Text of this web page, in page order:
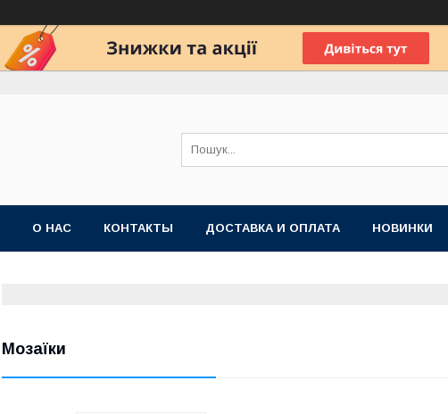
О НАС КОНТАКТЫ ДОСТАВКА И ОПЛАТА НОВИНКИ
Мозаїки